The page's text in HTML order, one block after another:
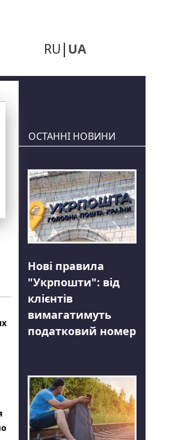
RU UA
ОСТАННІ НОВИНИ
Нові правила
"Укрпошти": від
клієнтів
вимагатимуть
податковий номер